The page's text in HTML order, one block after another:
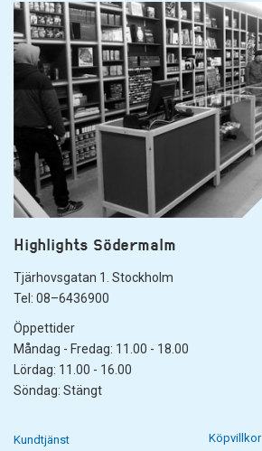
Highlights Södermalm
Tjärhovsgatan 1. Stockholm
Tel: 08–6436900
Öppettider
Måndag - Fredag: 11.00 - 18.00
Lördag: 11.00 - 16.00
Söndag: Stängt
Kundtjänst
Köpvillkor